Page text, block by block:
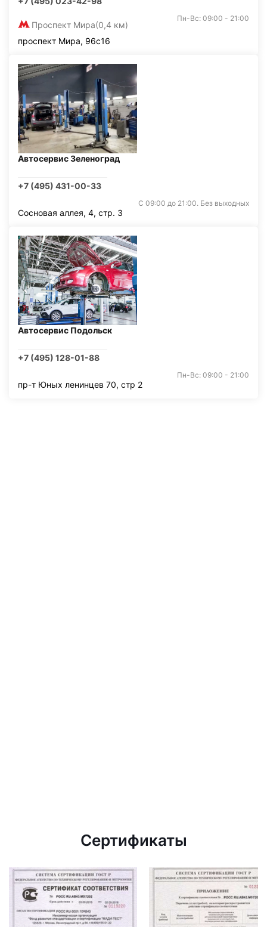
Проспект Мира(0,4 км)
Пн-Вс: 09:00 - 21:00
проспект Мира, 96с16
Автосервис Зеленоград
+7 (495) 431-00-33
С 09:00 до 21:00. Без выходных
Сосновая аллея, 4, стр. 3
Автосервис Подольск
+7 (495) 128-01-88
Пн-Вс: 09:00 - 21:00
пр-т Юных ленинцев 70, стр 2
Сертификаты